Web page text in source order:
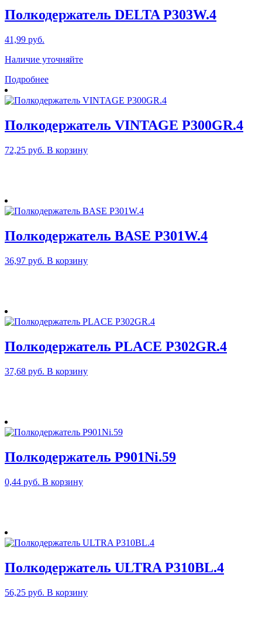
Полкодержатель DELTA P303W.4
41,99 руб.
Наличие уточняйте
Подробнее
Полкодержатель VINTAGE P300GR.4
72,25 руб. В корзину
Полкодержатель BASE P301W.4
36,97 руб. В корзину
Полкодержатель PLACE P302GR.4
37,68 руб. В корзину
Полкодержатель P901Ni.59
0,44 руб. В корзину
Полкодержатель ULTRA P310BL.4
56,25 руб. В корзину